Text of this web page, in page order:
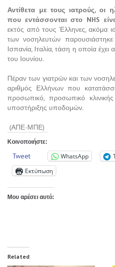
Αντίθετα με τους ιατρούς, οι
που εντάσσονται στο NHS
εκτός από τους Έλληνες, ακόμα
των νοσηλευτών
Ισπανία, Ιταλία, τάση η οποία
του Ιουνίου.
Πέραν των γιατρών και των
αριθμός Ελλήνων που
προσωπικό, προσωπικό
υποστήριξης υποδομών.
(ΑΠΕ-ΜΠΕ)
Κοινοποιήστε:
Tweet WhatsApp
Εκτύπωση
Μου αρέσει αυτό:
Related